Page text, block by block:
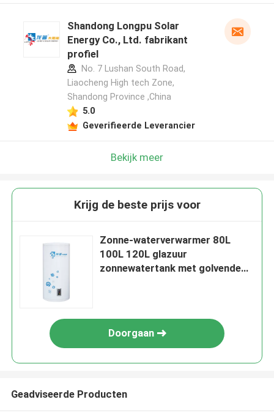
Shandong Longpu Solar
Energy Co., Ltd. fabrikant
profiel
No. 7 Lushan South Road,
Liaocheng High tech Zone,
Shandong Province ,China
5.0
Geverifieerde Leverancier
Bekijk meer
Krijg de beste prijs voor
Zonne-waterverwarmer 80L
100L 120L glazuur
zonnewatertank met golvende
Doorgaan
Geadviseerde Producten